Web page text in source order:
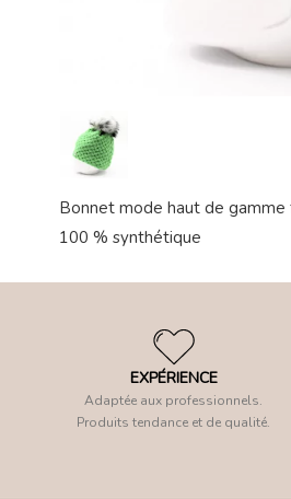
Bonnet mode haut de
100 % synthétique
EXPÉRIENCE
Adaptée aux professionnels.
Produits tendance et de qualité.